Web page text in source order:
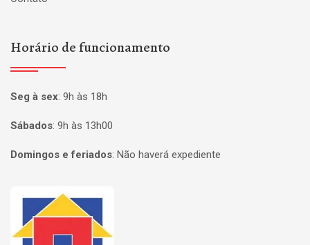
Horário de funcionamento
Seg à sex: 9h às 18h
Sábados: 9h às 13h00
Domingos e feriados: Não haverá expediente
Página inicial